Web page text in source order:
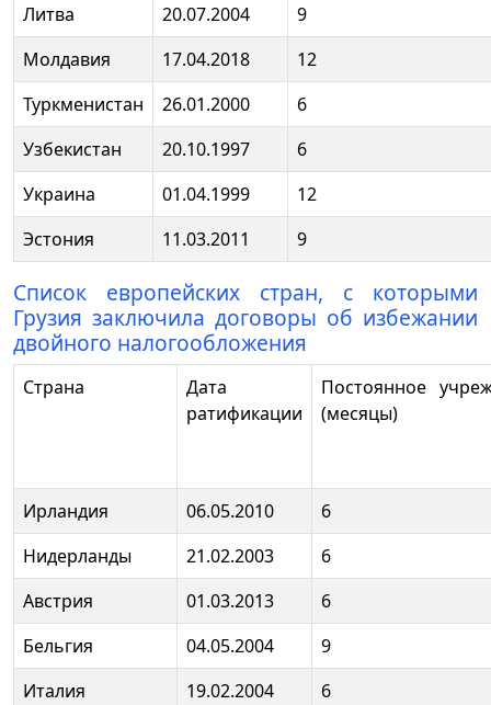
Литва
20.07.2004
9
Молдавия
17.04.2018
12
Туркменистан
26.01.2000
6
Узбекистан
20.10.1997
6
Украина
01.04.1999
12
Эстония
11.03.2011 9
Список европейских стран, с которыми
Грузия заключила договоры об избежании
двойного налогообложения
Страна
Дата
ратификации
Постоянное
(месяцы)
Ирландия 06.05.2010
6
Нидерланды
21.02.2003
6
Австрия
01.03.2013
6
Бельгия
04.05.2004
9
Италия
19.02.2004
6